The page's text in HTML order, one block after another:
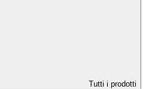
Tutti i prodotti